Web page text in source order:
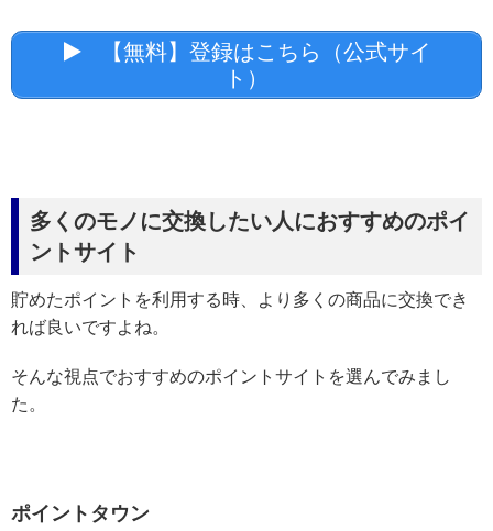
【無料】登録はこちら（公式サイ
ト）
多くのモノに交換したい人におすすめのポイ
ントサイト
貯めたポイントを利用する時、より多くの商品に交換でき
れば良いですよね。
そんな視点でおすすめのポイントサイトを選んでみまし
た。
ポイントタウン